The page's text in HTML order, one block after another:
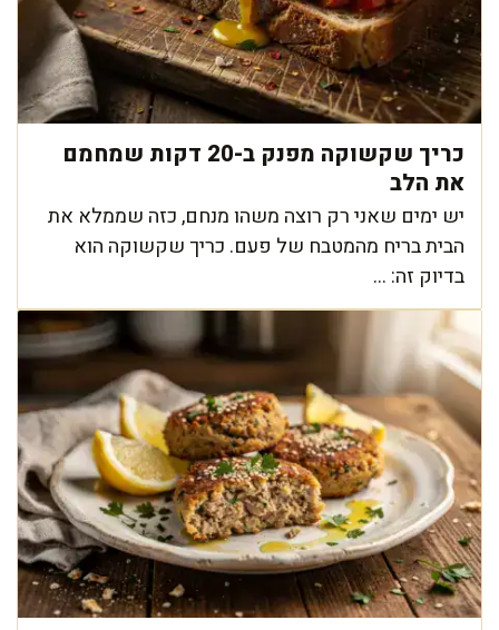
כריך שקשוקה מפנק ב-20 דקות שמחמם
את הלב
יש ימים שאני רק רוצה משהו מנחם, כזה שממלא את
הבית בריח מהמטבח של פעם. כריך שקשוקה הוא
בדיוק זה: ...